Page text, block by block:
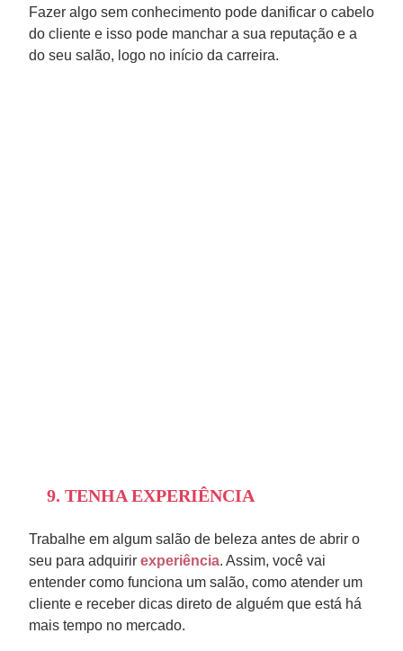
Fazer algo sem conhecimento pode danificar o cabelo
do cliente e isso pode manchar a sua reputação e a
do seu salão, logo no início da carreira.
9. TENHA EXPERIÊNCIA
Trabalhe em algum salão de beleza antes de abrir o
seu para adquirir experiência. Assim, você vai
entender como funciona um salão, como atender um
cliente e receber dicas direto de alguém que está há
mais tempo no mercado.